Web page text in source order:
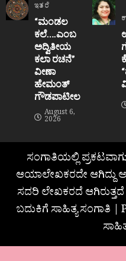
ಇತರೆ
“ಮಂಡಲ
ಕಲೆ….ಎಂಬ
ಅದ್ವಿತೀಯ
ಕಲಾ ರಚನೆ”‌
ವೀಣಾ
ಹೇಮಂತ್‌
ಗೌಡಪಾಟೀಲ
August 6,
2026
ಸಂಗಾತಿಯಲ್ಲಿ
ಆಯಾಲೇಖಕರದೇ
ಸದರಿ ಲೇಖಕರದೆ
ಬದುಕಿಗೆ ಸಾಹಿತ್ಯ ಸಂಗಾತಿ |